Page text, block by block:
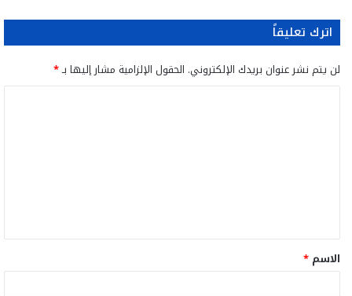
اترك تعليقاً
لن يتم نشر عنوان بريدك الإلكتروني. الحقول الإلزامية مشار إليها بـ*
ق
*
الاسم *